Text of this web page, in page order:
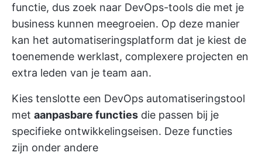
functie, dus zoek naar DevOps-tools die met je
business kunnen meegroeien. Op deze manier
kan het automatiseringsplatform dat je kiest de
toenemende werklast, complexere projecten en
extra leden van je team aan.
Kies tenslotte een DevOps automatiseringstool
met aanpasbare functies die passen bij je
specifieke ontwikkelingseisen. Deze functies
zijn onder andere